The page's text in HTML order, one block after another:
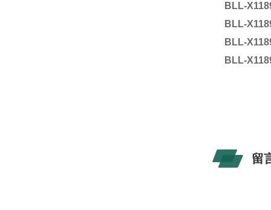
BLL-
BLL-
BLL-
BLL-
留